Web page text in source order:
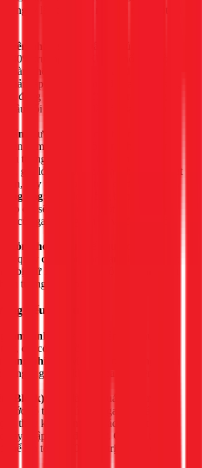
ngay lập tức. Các nguyên nhân cốt lõi
nhân số 1):
80% trường hợp. Khi hệ thống bị rò rỉ,
hoàn không đủ, gây sụt áp đột ngột tại
giảm áp này làm nhiệt độ gas giảm sâu,
đóng tuyết. Các điểm rò rỉ thường
đầu nối giắc co do lắp đặt sai kỹ thuật
bẩn:
Lưới lọc và các lá tản nhiệt trên
bẩn bám kín như một tấm chăn, ngăn
lưu thông. Quá trình trao đổi nhiệt
ra, gas lỏng không bay hơi hết mà bị hút
nén, gây đóng tuyết trên đường ống hồi.
ống:
lắp đặt sẽ tạo ra một “nút cổ chai”, làm
của gas, gây giảm áp và đóng tuyết
hỏng hoặc yếu:
quay quá chậm, hơi lạnh không được
bị giữ lại, làm nhiệt độ dàn lạnh giảm
tượng đóng băng.
nếu bỏ qua
làm lạnh:
chỉ có tiếng ồn.
năng phi mã:
ngừng nghỉ, khiến hóa đơn tiền điện
(Block):
Đây là hậu quả tốn kém nhất.
nước có thể bị hút theo gas về máy nén,
thủy kích, làm gãy các chi tiết cơ khí
gây chập cháy động cơ. Chi phí thay
thể lên tới 50-70% giá trị của cả chiếc